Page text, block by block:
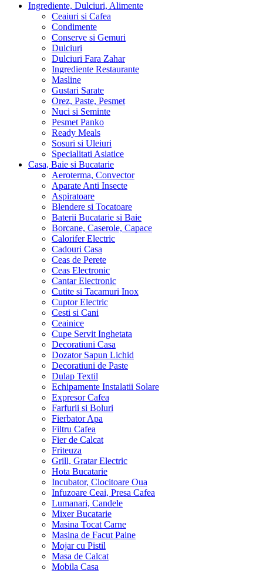
Ingrediente, Dulciuri, Alimente
Ceaiuri si Cafea
Condimente
Conserve si Gemuri
Dulciuri
Dulciuri Fara Zahar
Ingrediente Restaurante
Masline
Gustari Sarate
Orez, Paste, Pesmet
Nuci si Seminte
Pesmet Panko
Ready Meals
Sosuri si Uleiuri
Specialitati Asiatice
Casa, Baie si Bucatarie
Aeroterma, Convector
Aparate Anti Insecte
Aspiratoare
Blendere si Tocatoare
Baterii Bucatarie si Baie
Borcane, Caserole, Capace
Calorifer Electric
Cadouri Casa
Ceas de Perete
Ceas Electronic
Cantar Electronic
Cutite si Tacamuri Inox
Cuptor Electric
Cesti si Cani
Ceainice
Cupe Servit Inghetata
Decoratiuni Casa
Dozator Sapun Lichid
Decoratiuni de Paste
Dulap Textil
Echipamente Instalatii Solare
Expresor Cafea
Farfurii si Boluri
Fierbator Apa
Filtru Cafea
Fier de Calcat
Friteuza
Grill, Gratar Electric
Hota Bucatarie
Incubator, Clocitoare Oua
Infuzoare Ceai, Presa Cafea
Lumanari, Candele
Mixer Bucatarie
Masina Tocat Carne
Masina de Facut Paine
Mojar cu Pistil
Masa de Calcat
Mobila Casa